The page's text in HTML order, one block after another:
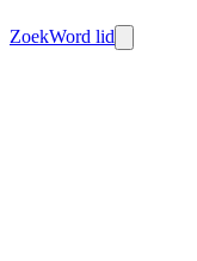
ZoekWord lid